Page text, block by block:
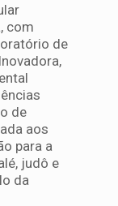
com
de
de
aos
para a
judô e
da